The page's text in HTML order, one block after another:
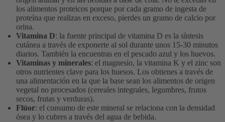
los alimentos proteicos porque por cada gramo de ingesta de
proteína que realizas en exceso, pierdes un gramo de calcio por
orina.
Vitamina D: la fuente principal de vitamina D es la síntesis
cutánea a través de exponerte al sol durante unos 15-30 minutos
diarios. También la encuentras en el pescado azul y los huevos.
Vitaminas y minerales: el magnesio, la vitamina K y el zinc son
otros nutrientes clave para los huesos. Los obtienes a través de
una alimentación en la que la base sean los alimentos de origen
vegetal no procesados (cereales integrales, legumbres, frutos
secos, frutas y verduras).
Flúor: el consumo de este mineral se relaciona con la densidad
ósea y lo cubres a través del agua de bebida.